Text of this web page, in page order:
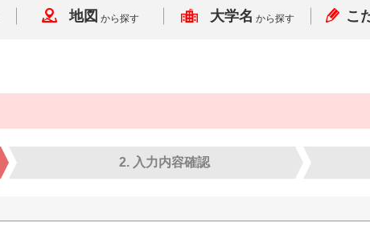
地図 から探す 大学名 から探す こ
2. 入力内容確認